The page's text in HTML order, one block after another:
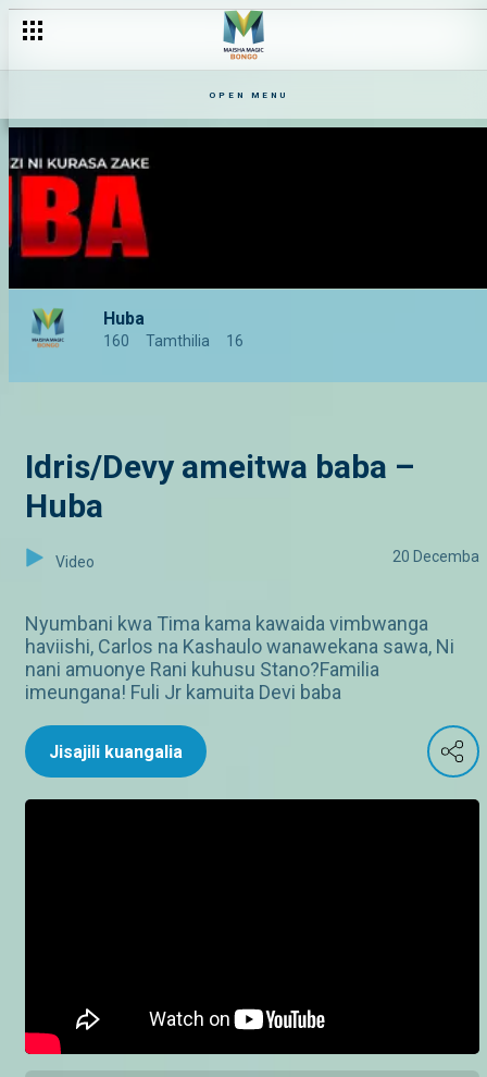
OPEN MENU
Huba
160 Tamthilia 16
Idris/Devy ameitwa baba –
Huba
Video 20 Decemba
Nyumbani kwa Tima kama kawaida vimbwanga
haviishi, Carlos na Kashaulo wanawekana sawa, Ni
nani amuonye Rani kuhusu Stano?Familia
imeungana! Fuli Jr kamuita Devi baba
Jisajili kuangalia